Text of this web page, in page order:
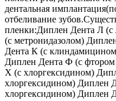
дентальная
отбеливание
пленки:Диплен Дента Л
(с метронидазолом)
Дента К (с
Диплен Дента Ф (с
Х (с хлоргексидином)
хлоргексидином) Диплен
хлоргексидином) Диплен